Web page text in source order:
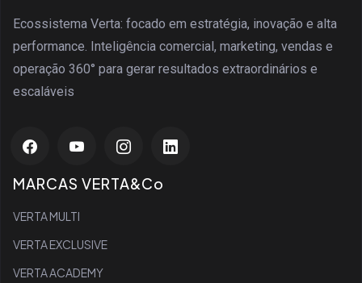
Ecossistema Verta: focado em estratégia, inovação e alta
performance. Inteligência comercial, marketing, vendas e
operação 360° para gerar resultados extraordinários e
escaláveis
MARCAS VERTA&Co
VERTA MULTI
VERTA EXCLUSIVE
VERTA ACADEMY